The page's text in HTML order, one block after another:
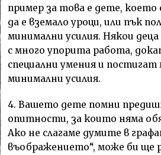
пример за това е дете, което
да е вземало уроци, или пък
минимални усилия. Някои
с много упорита работа,
специални умения и постигат
минимални усилия.
4. Вашето дете помни
опитности, за които няма
Ако не слагаме думите в
въображението“, може би ще